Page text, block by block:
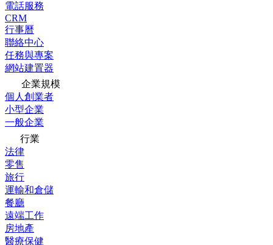
電話服務
CRM
行事曆
聯絡中心
任務與專案
網站建置器
企業規模
個人創業者
小型企業
一般企業
行業
法律
零售
旅行
運輸和倉儲
餐廳
遠端工作
房地產
醫療保健